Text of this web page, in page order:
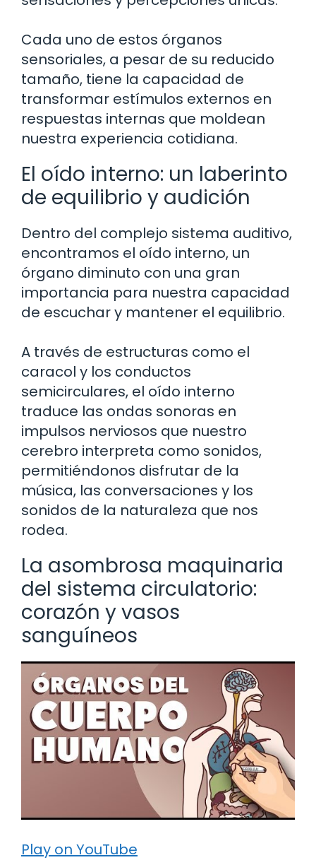
Cada uno de estos órganos
sensoriales, a pesar de su reducido
tamaño, tiene la capacidad de
transformar estímulos externos en
respuestas internas que moldean
nuestra experiencia cotidiana.
El oído interno: un laberinto
de equilibrio y audición
Dentro del complejo sistema auditivo,
encontramos el oído interno, un
órgano diminuto con una gran
importancia para nuestra capacidad
de escuchar y mantener el equilibrio.
A través de estructuras como el
caracol y los conductos
semicirculares, el oído interno
traduce las ondas sonoras en
impulsos nerviosos que nuestro
cerebro interpreta como sonidos,
permitiéndonos disfrutar de la
música, las conversaciones y los
sonidos de la naturaleza que nos
rodea.
La asombrosa maquinaria
del sistema circulatorio:
corazón y vasos
sanguíneos
Play on YouTube